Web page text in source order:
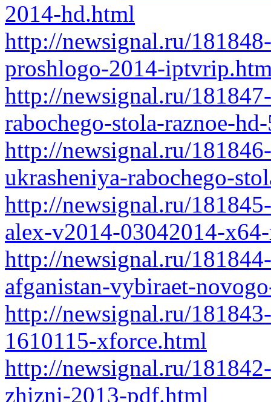
2014-hd.html
http://newsignal.ru/
proshlogo-2014-
http://newsignal.ru/
rabochego-stola-raznoe-
http://newsignal.ru/
ukrasheniya-rabochego-
http://newsignal.ru/
alex-v2014-03042014-
http://newsignal.ru/
afganistan-vybiraet-
http://newsignal.ru/
1610115-xforce.html
http://newsignal.ru/
zhizni-2013-pdf.html